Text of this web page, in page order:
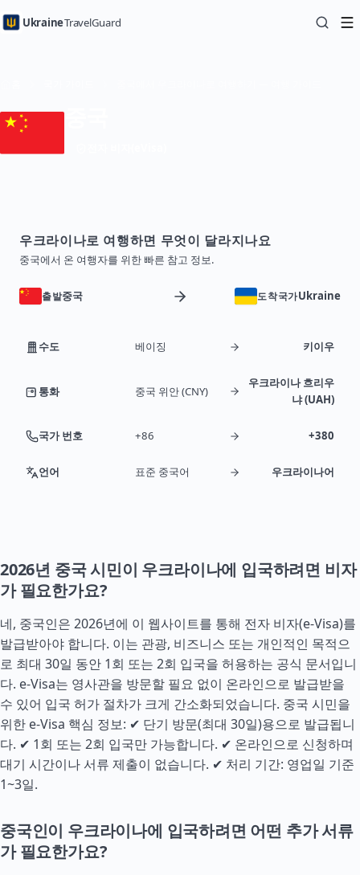
UkraineTravelGuard
우크라이나로 여행하면 무엇이 달라지나요
중국에서 온 여행자를 위한 빠른 참고 정보.
출발중국 도착국가Ukraine
수도 베이징 키이우
통화 중국 위안 (CNY)
우크라이나 흐리우
냐 (UAH)
국가 번호 +86 +380
언어 표준 중국어 우크라이나어
2026년 중국 시민이 우크라이나에 입국하려면 비자
가 필요한가요?
네, 중국인은 2026년에 이 웹사이트를 통해 전자 비자(e-Visa)를
발급받아야 합니다. 이는 관광, 비즈니스 또는 개인적인 목적으
로 최대 30일 동안 1회 또는 2회 입국을 허용하는 공식 문서입니
다. e-Visa는 영사관을 방문할 필요 없이 온라인으로 발급받을
수 있어 입국 허가 절차가 크게 간소화되었습니다. 중국 시민을
위한 e-Visa 핵심 정보: ✔ 단기 방문(최대 30일)용으로 발급됩니
다. ✔ 1회 또는 2회 입국만 가능합니다. ✔ 온라인으로 신청하며
대기 시간이나 서류 제출이 없습니다. ✔ 처리 기간: 영업일 기준
1~3일.
중국인이 우크라이나에 입국하려면 어떤 추가 서류
가 필요한가요?